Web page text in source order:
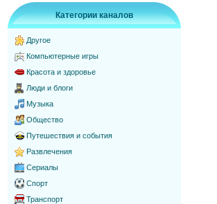
Категории каналов
Другое
Компьютерные игры
Красота и здоровье
Люди и блоги
Музыка
Общество
Путешествия и события
Развлечения
Сериалы
Спорт
Транспорт